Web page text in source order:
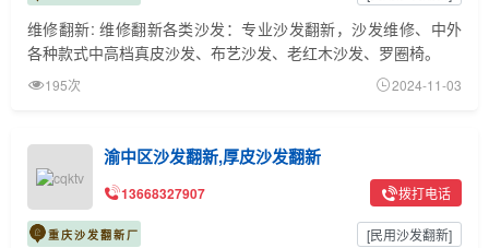
维修翻新: 维修翻新各类沙发：专业沙发翻新，沙发维修、中外
各种款式中高档真皮沙发、布艺沙发、老红木沙发、罗圈椅。
195次 2024-11-03
渝中区沙发翻新,厚皮沙发翻新
13668327907 拨打电话
重庆沙发翻新厂 [民用沙发翻新]